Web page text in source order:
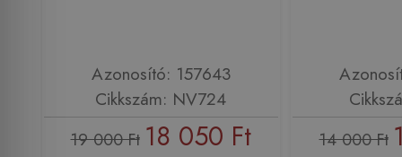
Azonosító: 157643
Cikkszám: NV724
19 000 Ft 18 050 Ft 14 000 Ft